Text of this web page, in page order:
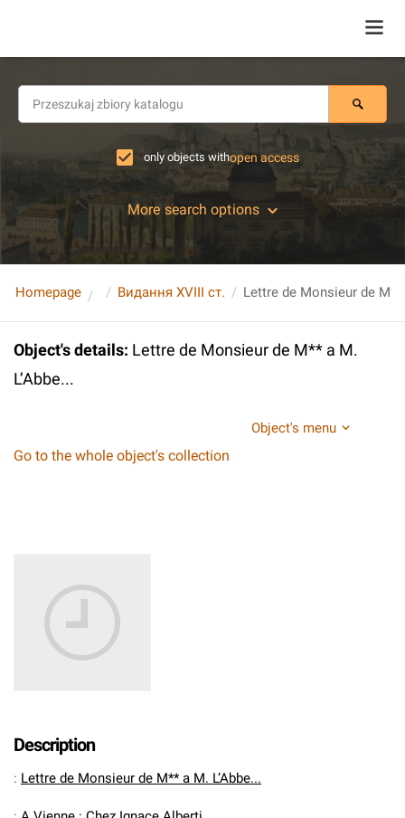
only objects withopen access
More search options
Homepage Видання XVIII ст. Lettre de Monsieur de M**
Object's details: Lettre de Monsieur de M** a M.
L’Abbe...
Object's menu
Go to the whole object's collection
Description
: Lettre de Monsieur de M** a M. L’Abbe...